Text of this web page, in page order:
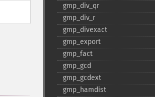
gmp_​div_​qr
gmp_​div_​r
gmp_​divexact
gmp_​export
gmp_​fact
gmp_​gcd
gmp_​gcdext
gmp_​hamdist